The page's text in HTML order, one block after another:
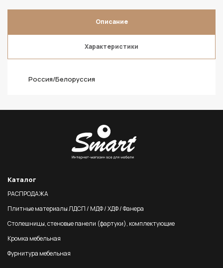
Описание
Характеристики
Россия/Белоруссия
Каталог
РАСПРОДАЖА
Плитные материалы ЛДСП / МДФ / ХДФ / Фанера
Столешницы, стеновые панели (фартуки), комплектующие
Кромка мебельная
Фурнитура мебельная